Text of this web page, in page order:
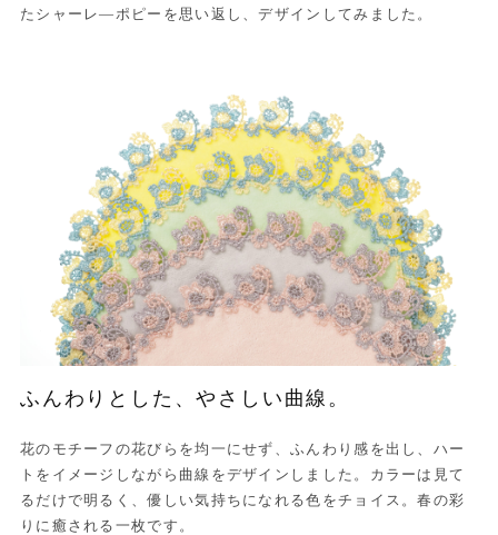
たシャーレ―ポピーを思い返し、デザインしてみました。
ふんわりとした、やさしい曲線。
花のモチーフの花びらを均一にせず、ふんわり感を出し、ハー
トをイメージしながら曲線をデザインしました。カラーは見て
るだけで明るく、優しい気持ちになれる色をチョイス。春の彩
りに癒される一枚です。